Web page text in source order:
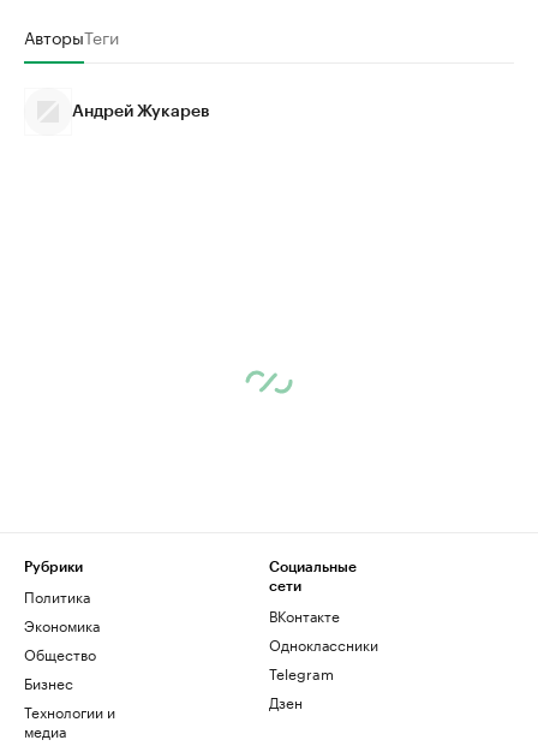
АвторыТеги
Андрей Жукарев
Рубрики
Политика
Экономика
Общество
Бизнес
Технологии и
медиа
Социальные
сети
ВКонтакте
Одноклассники
Telegram
Дзен